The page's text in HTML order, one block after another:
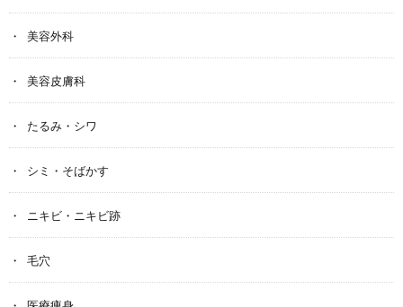
美容外科
美容皮膚科
たるみ・シワ
シミ・そばかす
ニキビ・ニキビ跡
毛穴